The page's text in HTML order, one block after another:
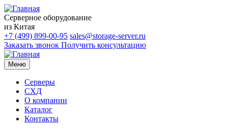
Серверное оборудование
из Китая
+7 (499) 899-00-95 sales@storage-server.ru
Заказать звонок Получить консультацию
Меню
Серверы
СХД
О компании
Каталог
Контакты